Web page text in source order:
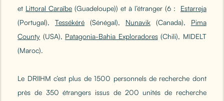
et Littoral Caraïbe (Guadeloupe)) et à l’étranger (6 : Estarreja
(Portugal),Tessékéré (Sénégal), Nunavik(Canada), Pima
County (USA), Patagonia-Bahia Exploradores(Chili), MIDELT
(Maroc).
Le DRIIHM c’est plus de 1500 personnels de recherche dont
près de 350 étrangers issus de 200 unités de recherche